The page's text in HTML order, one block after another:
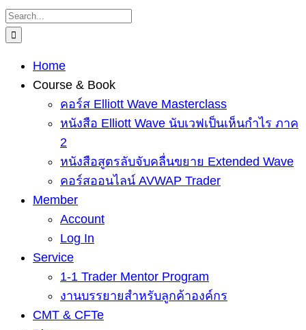
Skip
to
Search
for:
Home
Course & Book
คอร์ส Elliott Wave Masterclass
หนังสือ Elliott Wave นับเวฟเป็นเห็นกำไร ภาค
2
หนังสือสูตรลับจับคลื่นขยาย Extended Wave
คอร์สออนไลน์ AVWAP Trader
Member
Account
Log In
Service
1-1 Trader Mentor Program
งานบรรยายสำหรับลูกค้าองค์กร
CMT & CFTe